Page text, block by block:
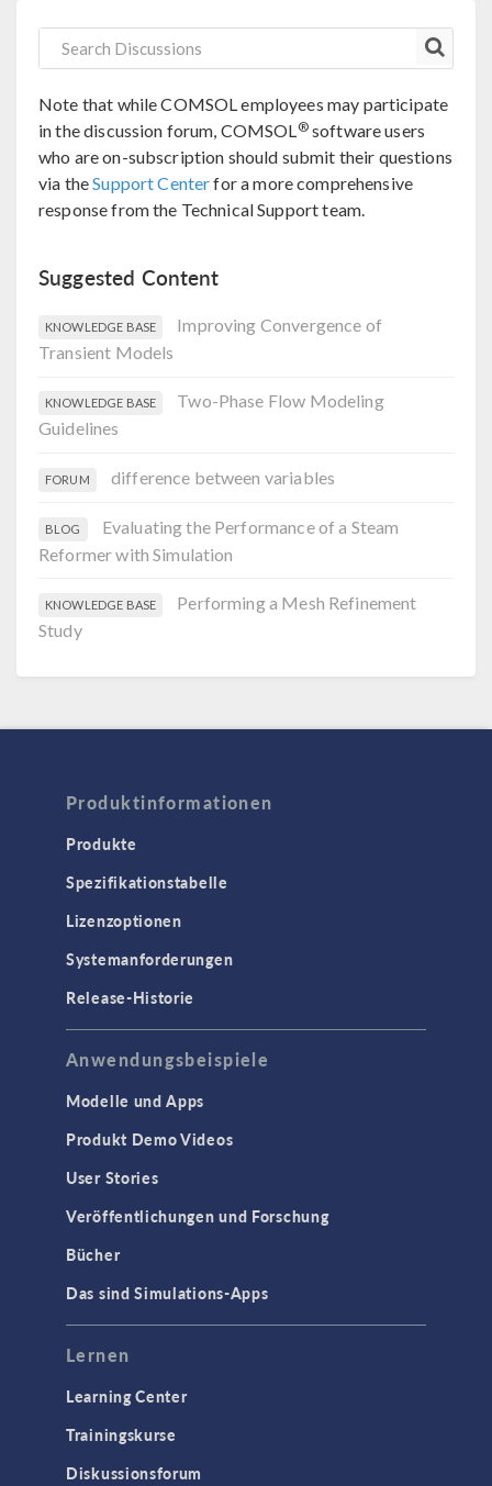
Note that while COMSOL employees may participate
in the discussion forum, COMSOL®software users
who are on-subscription should submit their questions
via theSupport Centerfor a more comprehensive
response from the Technical Support team.
Suggested Content
KNOWLEDGE BASE
Improving Convergence of
Transient Models
KNOWLEDGE BASE
Two-Phase Flow Modeling
Guidelines
FORUM difference between variables
BLOG
Evaluating the Performance of a Steam
Reformer with Simulation
KNOWLEDGE BASE
Performing a Mesh Refinement
Study
Produktinformationen
Produkte
Spezifikationstabelle
Lizenzoptionen
Systemanforderungen
Release-Historie
Anwendungsbeispiele
Modelle und Apps
Produkt Demo Videos
User Stories
Veröffentlichungen und Forschung
Bücher
Das sind Simulations-Apps
Lernen
Learning Center
Trainingskurse
Diskussionsforum